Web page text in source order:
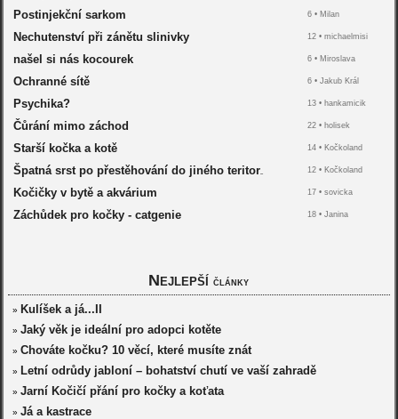
Postinjekční sarkom 6 • Milan
Nechutenství při zánětu slinivky 12 • michaelmisi
našel si nás kocourek 6 • Miroslava
Ochranné sítě 6 • Jakub Král
Psychika? 13 • hankamicik
Čůrání mimo záchod 22 • holisek
Starší kočka a kotě 14 • Kočkoland
Špatná srst po přestěhování do jiného teritor 12 • Kočkoland
Kočičky v bytě a akvárium 17 • sovicka
Záchůdek pro kočky - catgenie 18 • Janina
Nejlepšíčlánky
» Kulíšek a já...II
» Jaký věk je ideální pro adopci kotěte
» Chováte kočku? 10 věcí, které musíte znát
» Letní odrůdy jabloní – bohatství chutí ve vaší zahradě
» Jarní Kočičí přání pro kočky a koťata
» Já a kastrace